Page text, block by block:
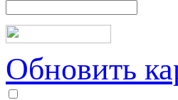
Обновить